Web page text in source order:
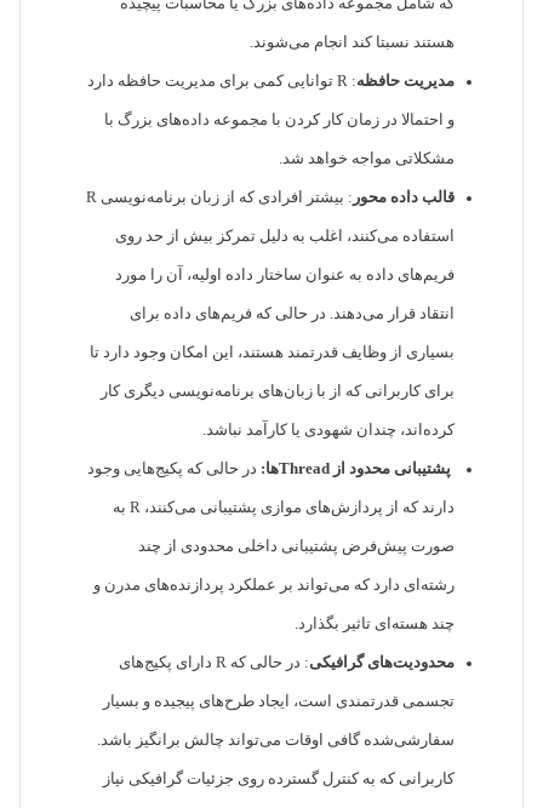
که شامل مجموعه داده‌های بزرگ یا محاسبات پیچیده
هستند نسبتا کند انجام می‌شوند.
مدیریت حافظه : R توانایی کمی برای مدیریت حافظه دارد
و احتمالا در زمان کار کردن با مجموعه داده‌های بزرگ با
مشکلاتی مواجه خواهد شد.
قالب داده محور : بیشتر افرادی که از زبان برنامه‌نویسی R
استفاده می‌کنند، اغلب به دلیل تمرکز بیش از حد روی
فریم‌های داده به عنوان ساختار داده اولیه، آن را مورد
انتقاد قرار می‌دهند. در حالی که فریم‌های داده برای
بسیاری از وظایف قدرتمند هستند، این امکان وجود دارد تا
برای کاربرانی که از با زبان‌های برنامه‌نویسی دیگری کار
کرده‌اند، چندان شهودی یا کارآمد نباشد.
پشتیبانی محدود از Threadها: در حالی که پکیج‌هایی وجود
دارند که از پردازش‌های موازی پشتیبانی می‌کنند، R به
صورت پیش‌فرض پشتیبانی داخلی محدودی از چند
رشته‌ای دارد که می‌تواند بر عملکرد پردازنده‌های مدرن و
چند هسته‌ای تاثیر بگذارد.
محدودیت‌های گرافیکی : در حالی که R دارای پکیج‌های
تجسمی قدرتمندی است، ایجاد طرح‌های پیجیده و بسیار
سفارشی‌شده گافی اوقات می‌تواند چالش برانگیز باشد.
کاربرانی که به کنترل گسترده روی جزئیات گرافیکی نیاز